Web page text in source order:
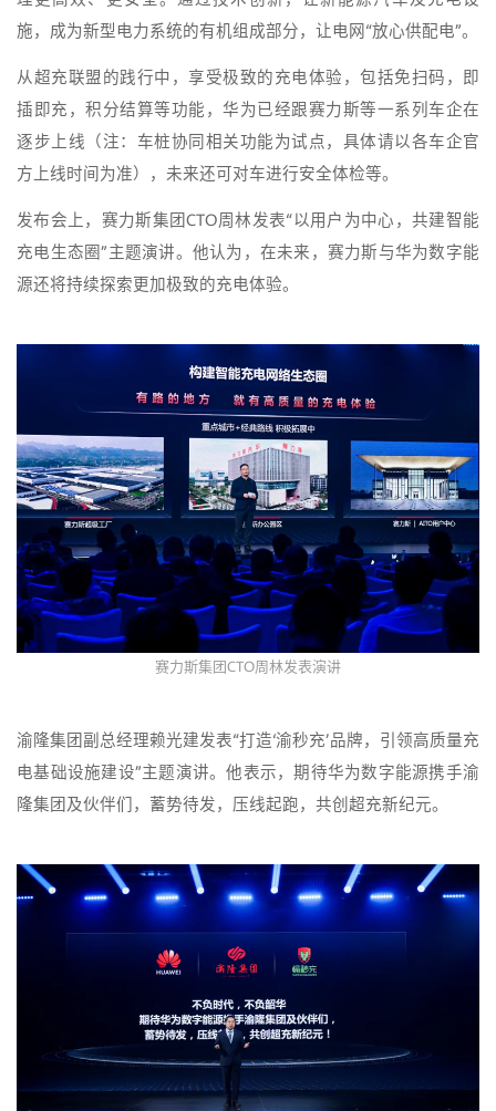
施，成为新型电力系统的有机组成部分，让电网“放心供配电”。
从超充联盟的践行中，享受极致的充电体验，包括免扫码，即
插即充，积分结算等功能，华为已经跟赛力斯等一系列车企在
逐步上线（注：车桩协同相关功能为试点，具体请以各车企官
方上线时间为准），未来还可对车进行安全体检等。
发布会上，赛力斯集团CTO周林发表“以用户为中心，共建智能
充电生态圈”主题演讲。他认为，在未来，赛力斯与华为数字能
源还将持续探索更加极致的充电体验。
赛力斯集团CTO周林发表演讲
渝隆集团副总经理赖光建发表“打造‘渝秒充’品牌，引领高质量充
电基础设施建设”主题演讲。他表示，期待华为数字能源携手渝
隆集团及伙伴们，蓄势待发，压线起跑，共创超充新纪元。